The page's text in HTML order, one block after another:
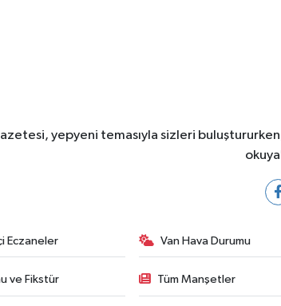
yepyeni temasıyla sizleri
Eczaneler Van Hava Durumu
ve Fikstür Tüm Manşetler